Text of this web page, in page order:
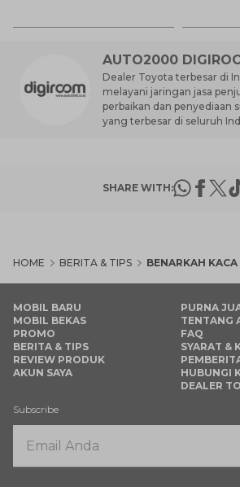
AUTO2000
Dealer Toyota terbesar di
melayani jaringan jasa
perbaikan dan penyediaan
yang terbesar di seluruh
SHARE WITH:
HOME BERITA & TIPS BENARKAH
MOBIL BARU
MOBIL BEKAS
PROMO
BERITA & TIPS
REVIEW PRODUK
AKUN SAYA
PURNA
TENTANG
FAQ
SYARAT &
HUBUNGI
DEALER
Subscribe